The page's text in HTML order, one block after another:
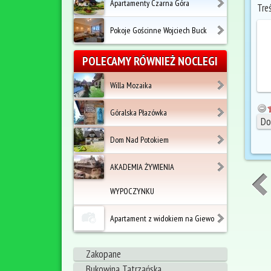
Apartamenty Czarna Góra
Pokoje Gościnne Wojciech Buck
POLECAMY RÓWNIEŻ NOCLEGI
Willa Mozaika
Góralska Płazówka
Dom Nad Potokiem
AKADEMIA ŻYWIENIA
WYPOCZYNKU
Apartament z widokiem na Giewo
Zakopane